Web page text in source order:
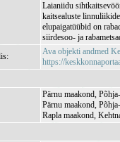
Laianiidu
kaitsealuste
elupaigatüübid on
siirdesoo- ja
Ava objekti andmed
https://
Pärnu maakond,
Pärnu maakond,
Rapla maakond,